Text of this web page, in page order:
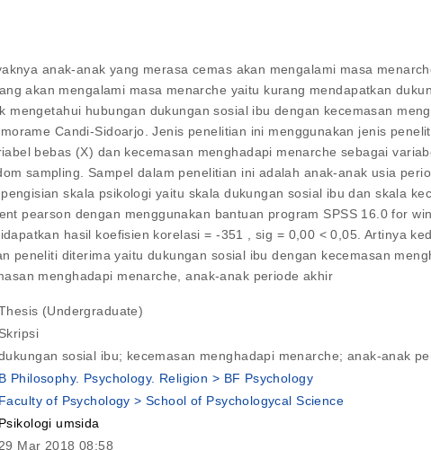
anak-anak yang merasa cemas akan mengalami masa
akan mengalami masa menarche yaitu kurang mendapatkan
mengetahui hubungan dukungan sosial ibu dengan kecemasan
Candi-Sidoarjo. Jenis penelitian ini menggunakan jenis
bebas (X) dan kecemasan menghadapi menarche sebagai
sampling. Sampel dalam penelitian ini adalah anak-anak usia
skala psikologi yaitu skala dukungan sosial ibu dan skala
pearson dengan menggunakan bantuan program SPSS 16.0 for
hasil koefisien korelasi = -351 , sig = 0,00 < 0,05. Artinya
peneliti diterima yaitu dukungan sosial ibu dengan kecemasan
menghadapi menarche, anak-anak periode akhir
(Undergraduate)
Skripsi
sosial ibu; kecemasan menghadapi menarche; anak-anak
B Philosophy. Psychology. Religion > BF Psychology
Faculty of Psychology > School of Psychologycal Science
Psikologi umsida
29 Mar 2018 08:58